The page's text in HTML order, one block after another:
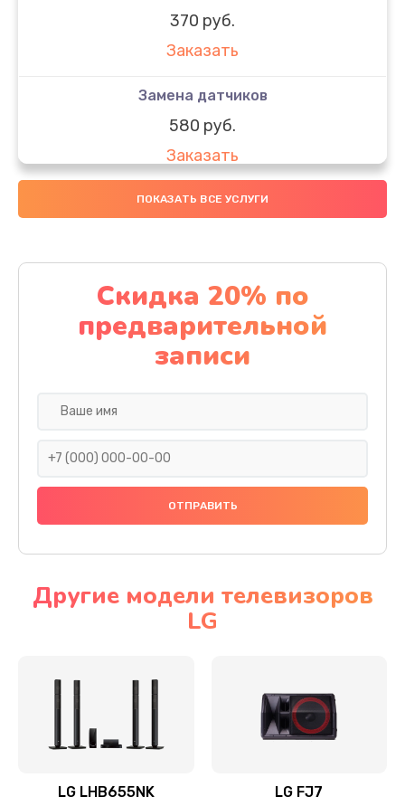
370 руб.
Заказать
Замена датчиков
580 руб.
Заказать
Комплексная чистка
Заказать
Замена дисплея (экрана)
2000 руб.
Заказать
Ремонт платы электроники
Прошивка
Ремонт механики привода
Ремонт / замена кнопок, клавиш, индикаторов,
ПОКАЗАТЬ ВСЕ УСЛУГИ
Скидка 20% по
предварительной
записи
Другие модели телевизоров
LG
LG LHB655NK LG FJ7